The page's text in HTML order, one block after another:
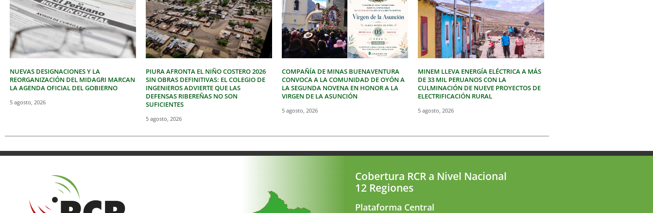
NUEVAS DESIGNACIONES Y LA
REORGANIZACIÓN DEL MIDAGRI MARCAN
LA AGENDA OFICIAL DEL GOBIERNO
5 agosto, 2026
PIURA AFRONTA EL NIÑO COSTERO 2026
SIN OBRAS DEFINITIVAS: EL COLEGIO DE
INGENIEROS ADVIERTE QUE LAS
DEFENSAS RIBEREÑAS NO SON
SUFICIENTES
5 agosto, 2026
COMPAÑÍA DE MINAS BUENAVENTURA
CONVOCA A LA COMUNIDAD DE OYÓN A
LA SEGUNDA NOVENA EN HONOR A LA
VIRGEN DE LA ASUNCIÓN
5 agosto, 2026
MINEM LLEVA ENERGÍA ELÉCTRICA A MÁS
DE 33 MIL PERUANOS CON LA
CULMINACIÓN DE NUEVE PROYECTOS DE
ELECTRIFICACIÓN RURAL
5 agosto, 2026
Cobertura RCR a Nivel Nacional
12 Regiones
Plataforma Central